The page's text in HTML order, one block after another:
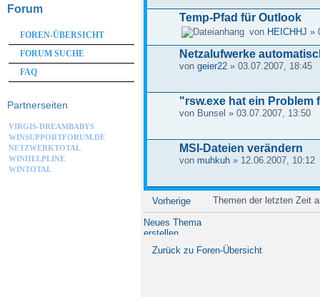
Temp-Pfad für Outlook
von HEICHHJ »
Netzalufwerke
von geier22» 03.07.2007, 18:45
"rsw.exe hat ein Problem
von Bunsel » 03.07.2007, 13:50
MSI-Dateien verändern
von muhkuh» 12.06.2007, 10:12
Vorherige Themen der letzten Zeit
Neues Thema
erstellen
Zurück zu Foren-Übersicht
Forum
FOREN-ÜBERSICHT
FORUM SUCHE
FAQ
Partnerseiten
VIRGIS-DREAMBABYS
WINSUPPORTFORUM.DE
NETZWERKTOTAL
WINHELPLINE
WINTOTAL